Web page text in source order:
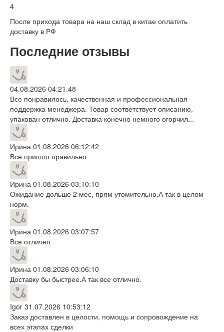
4
После прихода товара на наш склад в китае оплатить
доставку в РФ
Последние отзывы
04.08.2026 04:21:48
Все понравилось, качественная и профессиональная
поддержка менеджера. Товар соответствует описанию,
упакован отлично. Доставка конечно немного огорчил...
Ирина 01.08.2026 06:12:42
Все пришло правильно
Ирина 01.08.2026 03:10:10
Ожидание дольше 2 мес, прям утомительно.А так в целом
норм.
Ирина 01.08.2026 03:07:57
Все отлично
Ирина 01.08.2026 03:06:10
Доставку бы быстрее.А так все отлично.
Igor 31.07.2026 10:53:12
Заказ доставлен в целости, помощь и сопровождение на
всех этапах сделки